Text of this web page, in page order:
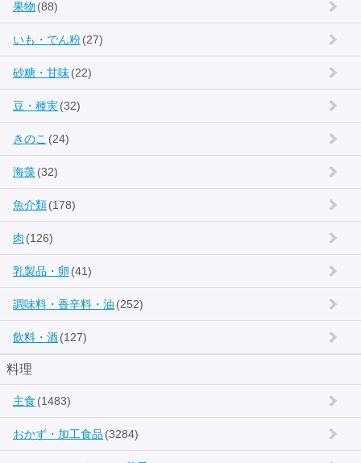
果物 (88)
いも・でん粉(27)
砂糖・甘味(22)
豆・種実(32)
きのこ (24)
海藻(32)
魚介類(178)
肉 (126)
乳製品・卵 (41)
調味料・香辛料・油 (252)
飲料・酒(127)
料理
主食 (1483)
おかず・加工食品 (3284)